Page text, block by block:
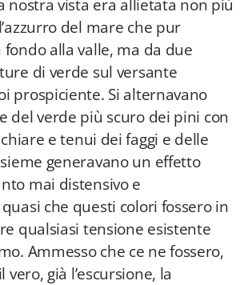
nostra vista era allietata non più
del mare che pur
fondo alla valle, ma da due
di verde sul versante
prospiciente. Si alternavano
del verde più scuro dei pini con
e tenui dei faggi e delle
generavano un effetto
mai distensivo e
che questi colori fossero in
qualsiasi tensione esistente
Ammesso che ce ne fossero,
già l’escursione, la